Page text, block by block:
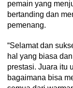
pemain yang
bertanding dan
pemenang.
“Selamat dan
hal yang biasa
prestasi. Juara itu
bagaimana bisa